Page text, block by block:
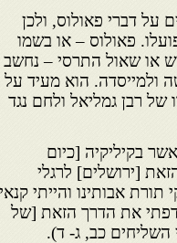
על דברי פאולוס, ולכן
פאולוס – או בשמו
או שאול התרסי – נחשב
ולמייסדה. הוא מעיד על
רבן גמליאל ולחם נגד
בקיליקיה [כיום
[ירושלים] לרגלי
תורת אבותינו והייתי קנאי
את הדרך הזאת [של
השליחים כב, ג- ד).